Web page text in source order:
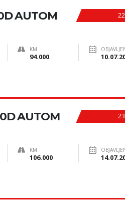
AUTOM
KM
94.000
AUTOM
KM
106.000